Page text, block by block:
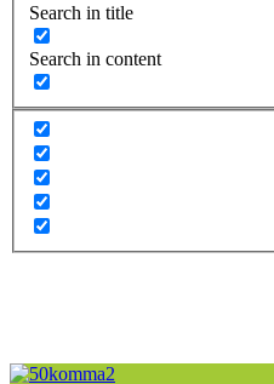
Search in title
Search in content